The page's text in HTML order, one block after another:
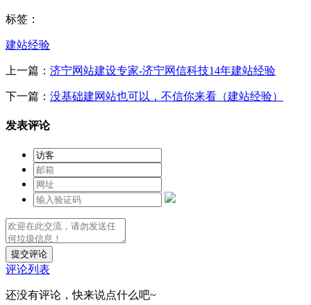
标签：
建站经验
上一篇： 济宁网站建设专家-济宁网信科技14年建站经验
下一篇： 没基础建网站也可以，不信你来看（建站经验）
发表评论
提交评论
评论列表
还没有评论，快来说点什么吧~